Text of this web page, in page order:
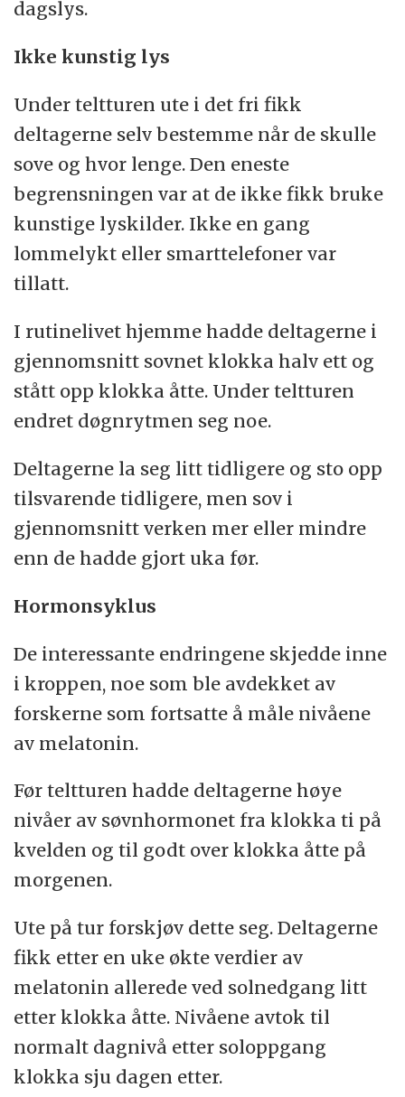
dagslys.
Ikke kunstig lys
Under teltturen ute i det fri fikk
deltagerne selv bestemme når de skulle
sove og hvor lenge. Den eneste
begrensningen var at de ikke fikk bruke
kunstige lyskilder. Ikke en gang
lommelykt eller smarttelefoner var
tillatt.
I rutinelivet hjemme hadde deltagerne i
gjennomsnitt sovnet klokka halv ett og
stått opp klokka åtte. Under teltturen
endret døgnrytmen seg noe.
Deltagerne la seg litt tidligere og sto opp
tilsvarende tidligere, men sov i
gjennomsnitt verken mer eller mindre
enn de hadde gjort uka før.
Hormonsyklus
De interessante endringene skjedde inne
i kroppen, noe som ble avdekket av
forskerne som fortsatte å måle nivåene
av melatonin.
Før teltturen hadde deltagerne høye
nivåer av søvnhormonet fra klokka ti på
kvelden og til godt over klokka åtte på
morgenen.
Ute på tur forskjøv dette seg. Deltagerne
fikk etter en uke økte verdier av
melatonin allerede ved solnedgang litt
etter klokka åtte. Nivåene avtok til
normalt dagnivå etter soloppgang
klokka sju dagen etter.